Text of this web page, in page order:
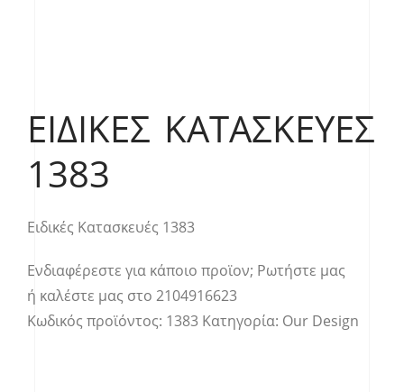
ΕΙΔΙΚΈΣ ΚΑΤΑΣΚΕΥΈΣ
1383
Ειδικές Κατασκευές 1383
Ενδιαφέρεστε για κάποιο προϊον; Ρωτήστε μας
ή καλέστε μας στο 2104916623
Κωδικός προϊόντος: 1383 Κατηγορία: Our Design